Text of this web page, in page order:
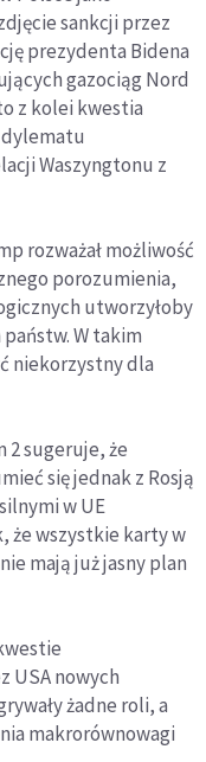
sankcji przez
prezydenta Bidena
gazociąg Nord
z kolei kwestia
Waszyngtonu z
rozważał możliwość
porozumienia,
utworzyłoby
W takim
niekorzystny dla
2 sugeruje, że
się jednak z Rosją
w UE
że wszystkie karty w
mają już jasny plan
USA nowych
żadne roli, a
makrorównowagi